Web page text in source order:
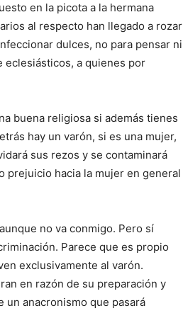
en la picota a la hermana
al respecto han llegado a rozar
dulces, no para pensar ni
eclesiásticos, a quienes por
buena religiosa si además tienes
hay un varón, si es una mujer,
sus rezos y se contaminará
prejuicio hacia la mujer en general
no va conmigo. Pero sí
Parece que es propio
exclusivamente al varón.
en razón de su preparación y
un anacronismo que pasará